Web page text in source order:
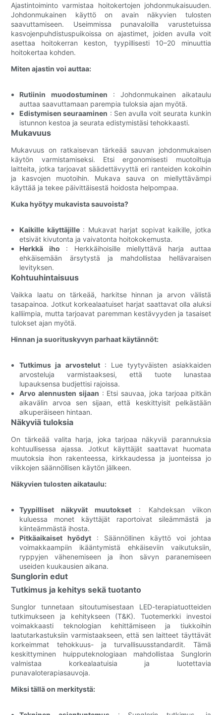
Ajastintoiminto varmistaa hoitokertojen johdonmukaisuuden.
Johdonmukainen käyttö on avain näkyvien tulosten
saavuttamiseen. Useimmissa punavaloilla varustetuissa
kasvojenpuhdistuspuikoissa on ajastimet, joiden avulla voit
asettaa hoitokerran keston, tyypillisesti 10–20 minuuttia
hoitokertaa kohden.
Miten ajastin voi auttaa:
Rutiinin muodostuminen : Johdonmukainen aikataulu
auttaa saavuttamaan parempia tuloksia ajan myötä.
Edistymisen seuraaminen : Sen avulla voit seurata kunkin
istunnon kestoa ja seurata edistymistäsi tehokkaasti.
Mukavuus
Mukavuus on ratkaisevan tärkeää sauvan johdonmukaisen
käytön varmistamiseksi. Etsi ergonomisesti muotoiltuja
laitteita, jotka tarjoavat säädettävyyttä eri ranteiden kokoihin
ja kasvojen muotoihin. Mukava sauva on miellyttävämpi
käyttää ja tekee päivittäisestä hoidosta helpompaa.
Kuka hyötyy mukavista sauvoista?
Kaikille käyttäjille: Mukavat harjat sopivat kaikille, jotka
etsivät kivutonta ja vaivatonta hoitokokemusta.
Herkkä iho : Herkkäihoisille miellyttävä harja auttaa
ehkäisemään ärsytystä ja mahdollistaa hellävaraisen
levityksen.
Kohtuuhintaisuus
Vaikka laatu on tärkeää, harkitse hinnan ja arvon välistä
tasapainoa. Jotkut korkealaatuiset harjat saattavat olla aluksi
kalliimpia, mutta tarjoavat paremman kestävyyden ja tasaiset
tulokset ajan myötä.
Hinnan ja suorituskyvyn parhaat käytännöt:
Tutkimus ja arvostelut: Lue tyytyväisten asiakkaiden
arvosteluja varmistaaksesi, että tuote lunastaa
lupauksensa budjettisi rajoissa.
Arvo alennusten sijaan : Etsi sauvaa, joka tarjoaa pitkän
aikavälin arvoa sen sijaan, että keskittyisit pelkästään
alkuperäiseen hintaan.
Näkyviä tuloksia
On tärkeää valita harja, joka tarjoaa näkyviä parannuksia
kohtuullisessa ajassa. Jotkut käyttäjät saattavat huomata
muutoksia ihon rakenteessa, kirkkaudessa ja juonteissa jo
viikkojen säännöllisen käytön jälkeen.
Näkyvien tulosten aikataulu:
Tyypilliset näkyvät muutokset : Kahdeksan viikon
kuluessa monet käyttäjät raportoivat sileämmästä ja
kiinteämmästä ihosta.
Pitkäaikaiset hyödyt : Säännöllinen käyttö voi johtaa
voimakkaampiin ikääntymistä ehkäiseviin vaikutuksiin,
ryppyjen vähenemiseen ja ihon sävyn paranemiseen
useiden kuukausien aikana.
Sunglorin edut
Tutkimus ja kehitys sekä tuotanto
Sunglor tunnetaan sitoutumisestaan ​​LED-terapiatuotteiden
tutkimukseen ja kehitykseen (T&K). Tuotemerkki investoi
voimakkaasti teknologian kehittämiseen ja tiukkoihin
laatutarkastuksiin varmistaakseen, että sen laitteet täyttävät
korkeimmat tehokkuus- ja turvallisuusstandardit. Tämä
keskittyminen huipputeknologiaan mahdollistaa Sunglorin
valmistaa korkealaatuisia ja luotettavia
punavaloterapiasauvoja.
Miksi tällä on merkitystä: